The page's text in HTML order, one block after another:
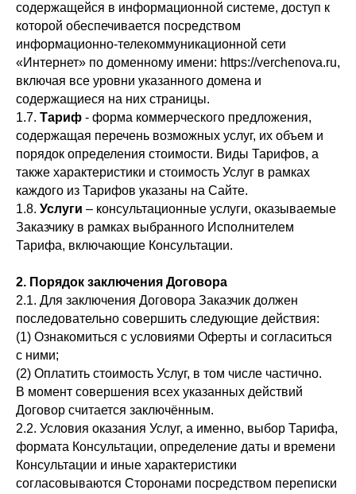
содержащейся в информационной системе, доступ к
которой обеспечивается посредством
информационно-телекоммуникационной сети
«Интернет» по доменному имени: https://verchenova.ru,
включая все уровни указанного домена и
содержащиеся на них страницы.
1.7. Тариф - форма коммерческого предложения,
содержащая перечень возможных услуг, их объем и
порядок определения стоимости. Виды Тарифов, а
также характеристики и стоимость Услуг в рамках
каждого из Тарифов указаны на Сайте.
1.8. Услуги – консультационные услуги, оказываемые
Заказчику в рамках выбранного Исполнителем
Тарифа, включающие Консультации.
2. Порядок заключения Договора
2.1. Для заключения Договора Заказчик должен
последовательно совершить следующие действия:
(1) Ознакомиться с условиями Оферты и согласиться
с ними;
(2) Оплатить стоимость Услуг, в том числе частично.
В момент совершения всех указанных действий
Договор считается заключённым.
2.2. Условия оказания Услуг, а именно, выбор Тарифа,
формата Консультации, определение даты и времени
Консультации и иные характеристики
согласовываются Сторонами посредством переписки